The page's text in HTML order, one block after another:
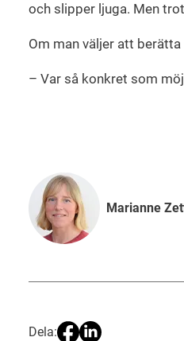
och slipper ljuga. Men
Om man väljer att
– Var så konkret som
Marianne
Dela: